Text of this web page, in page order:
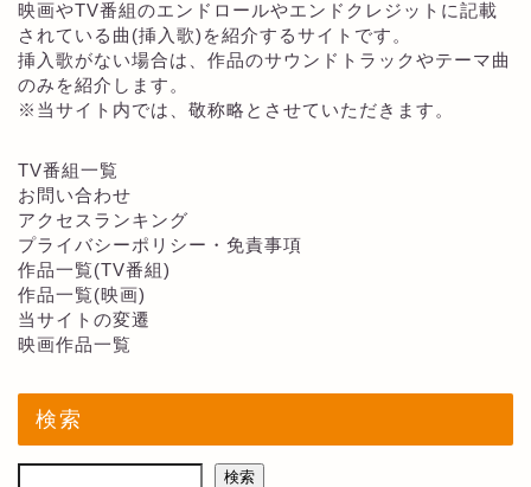
映画やTV番組のエンドロールやエンドクレジットに記載
されている曲(挿入歌)を紹介するサイトです。
挿入歌がない場合は、作品のサウンドトラックやテーマ曲
のみを紹介します。
※当サイト内では、敬称略とさせていただきます。
TV番組一覧
お問い合わせ
アクセスランキング
プライバシーポリシー・免責事項
作品一覧(TV番組)
作品一覧(映画)
当サイトの変遷
映画作品一覧
検索
検索